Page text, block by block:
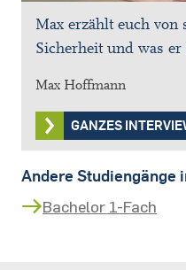
Max erzählt euch
Sicherheit und was
Max Hoffmann
GANZES
Andere Studiengänge
Bachelor 1-Fach